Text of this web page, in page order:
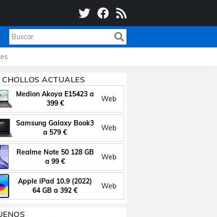
CHOLLOS ACTUALES
Medion Akoya E15423 a
399 €
Web
Samsung Galaxy Book3
a 579 €
Web
Realme Note 50 128 GB
a 99 €
Web
Apple iPad 10.9 (2022)
64 GB a 392 €
Web